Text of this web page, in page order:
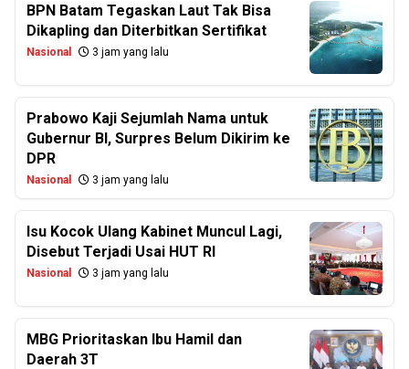
BPN Batam Tegaskan Laut Tak Bisa
Dikapling dan Diterbitkan Sertifikat
Nasional 3 jam yang lalu
Prabowo Kaji Sejumlah Nama untuk
Gubernur BI, Surpres Belum Dikirim ke
DPR
Nasional 3 jam yang lalu
Isu Kocok Ulang Kabinet Muncul Lagi,
Disebut Terjadi Usai HUT RI
Nasional 3 jam yang lalu
MBG Prioritaskan Ibu Hamil dan
Daerah 3T